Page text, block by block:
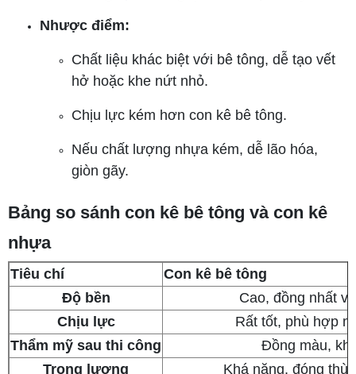
Nhược điểm:
Chất liệu khác biệt với bê tông, dễ tạo vết
hở hoặc khe nứt nhỏ.
Chịu lực kém hơn con kê bê tông.
Nếu chất lượng nhựa kém, dễ lão hóa,
giòn gãy.
Bảng so sánh con kê bê tông và con kê
nhựa
Tiêu chí
Con kê bê tông
Độ bền
Cao, đồng nhất
Chịu lực
Rất tốt, phù hợp
Thẩm mỹ sau thi công
Đồng màu,
Trọng lượng
Khá nặng, đóng